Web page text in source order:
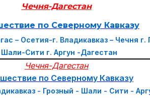
Чечня-Дагестан
по Северному Кавказу
– Осетия-г. Владикавказ – Чечня г.
Сити г. Аргун -Дагестан
Чечня-Дагестан
по Северному Кавказу
- Грозный - Шали - Сити -